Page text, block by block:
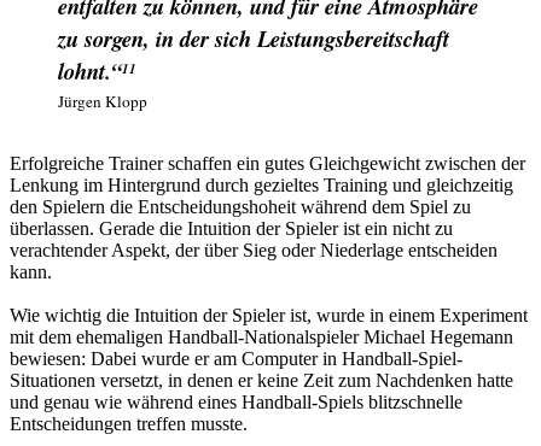
zu sorgen, in der sich Leistungsbereitschaft
lohnt.“11
Jürgen Klopp
Erfolgreiche Trainer schaffen ein gutes Gleichgewicht zwischen der
Lenkung im Hintergrund durch gezieltes Training und gleichzeitig
den Spielern die Entscheidungshoheit während dem Spiel zu
überlassen. Gerade die Intuition der Spieler ist ein nicht zu
verachtender Aspekt, der über Sieg oder Niederlage entscheiden
kann.
Wie wichtig die Intuition der Spieler ist, wurde in einem Experiment
mit dem ehemaligen Handball-Nationalspieler Michael Hegemann
bewiesen: Dabei wurde er am Computer in Handball-Spiel-
Situationen versetzt, in denen er keine Zeit zum Nachdenken hatte
und genau wie während eines Handball-Spiels blitzschnelle
Entscheidungen treffen musste.